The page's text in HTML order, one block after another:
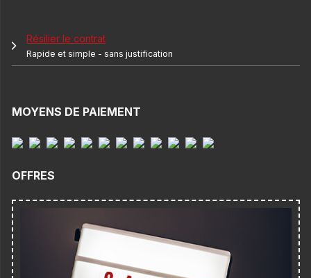
Résilier le contrat
Rapide et simple - sans justification
MOYENS DE PAIEMENT
OFFRES